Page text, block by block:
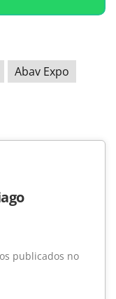
Abav Expo
publicados no